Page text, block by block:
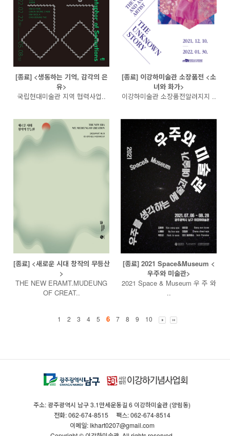
[종료] <생동하는 기억, 감각의 은
유>
국립현대미술관 지역 협력사업..
[종료] 이강하미술관 소장품전 <소
녀와 화가>
이강하미술관 소장품전알려지지 ..
[종료] <새로운 시대 창작의 무등산
>
THE NEW ERAMT.MUDEUNG
OF CREAT..
[종료] 2021 Space&Museum <
우주와 미술관>
2021 Space & Museum 우 주 와
..
1 2 3 4 5 6 7 8 9 10
주소: 광주광역시 남구 3.1만세운동길 6 이강하미술관 (양림동)
전화: 062-674-8515
팩스: 062-674-8514
이메일: lkhart0207@gmail.com